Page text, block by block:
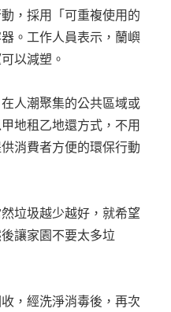
，採用「可重複使用的
。工作人員表示，蘭嶼
以減塑。
人潮聚集的公共區域或
地租乙地還方式，不用
消費者方便的環保行動
垃圾越少越好，就希望
讓家園不要太多垃
，經洗淨消毒後，再次